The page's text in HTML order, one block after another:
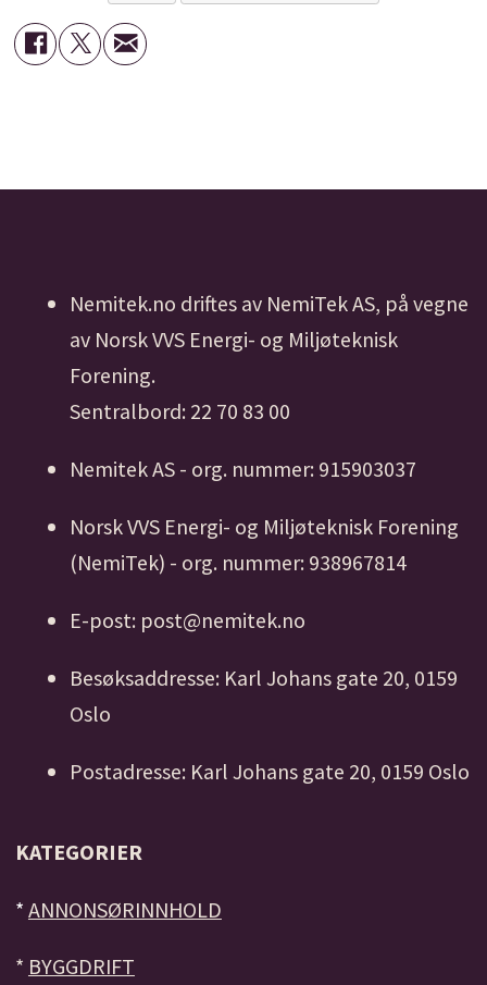
Nemitek.no driftes av NemiTek AS, på vegne
av Norsk VVS Energi- og Miljøteknisk
Forening.
Sentralbord: 22 70 83 00
Nemitek AS - org. nummer: 915903037
Norsk VVS Energi- og Miljøteknisk Forening
(NemiTek) - org. nummer: 938967814
E-post: post@nemitek.no
Besøksaddresse: Karl Johans gate 20, 0159
Oslo
Postadresse: Karl Johans gate 20, 0159 Oslo
KATEGORIER
* ANNONSØRINNHOLD
* BYGGDRIFT